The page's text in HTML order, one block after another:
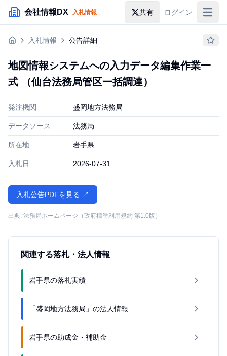
メインコンテンツにスキップ
会社情報DX 入札情報 共有 ログイン
入札情報
助成金・補助金
入札情報 公告詳細
地図情報システムへの入力データ編集作業一
式 （仙台法務局管区一括調達）
発注機関 盛岡地方法務局
データソース 法務局
所在地 岩手県
入札日 2026-07-31
入札公告PDFを見る ↗
出典: 法務局ホームページ（政府標準利用規約 第1.0版）
関連する落札・法人情報
岩手県の落札実績
「盛岡地方法務局」の法人情報
岩手県の助成金・補助金